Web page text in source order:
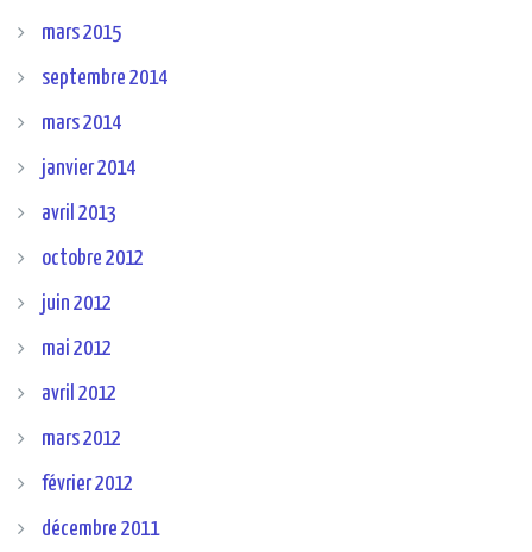
mars 2015
septembre 2014
mars 2014
janvier 2014
avril 2013
octobre 2012
juin 2012
mai 2012
avril 2012
mars 2012
février 2012
décembre 2011